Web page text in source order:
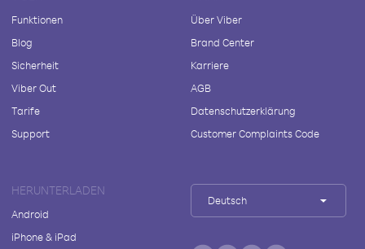
Funktionen
Blog
Sicherheit
Viber Out
Tarife
Support
Über Viber
Brand Center
Karriere
AGB
Datenschutzerklärung
Customer Complaints Code
HERUNTERLADEN
Android
iPhone & iPad
Deutsch